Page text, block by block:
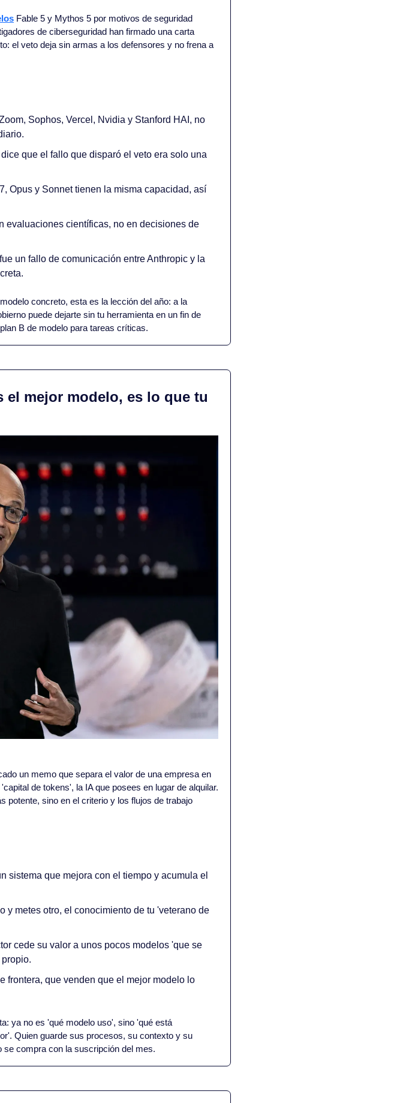
Fable 5 y Mythos 5 por motivos de seguridad
de ciberseguridad han firmado una carta
el veto deja sin armas a los defensores y no frena a
Sophos, Vercel, Nvidia y Stanford HAI, no
que el fallo que disparó el veto era solo una
Opus y Sonnet tienen la misma capacidad, así
evaluaciones científicas, no en decisiones de
un fallo de comunicación entre Anthropic y la
concreto, esta es la lección del año: a la
puede dejarte sin tu herramienta en un fin de
B de modelo para tareas críticas.
el mejor modelo, es lo que tu
un memo que separa el valor de una empresa en
de tokens', la IA que posees en lugar de alquilar.
potente, sino en el criterio y los flujos de trabajo
sistema que mejora con el tiempo y acumula el
y metes otro, el conocimiento de tu 'veterano de
cede su valor a unos pocos modelos 'que se
frontera, que venden que el mejor modelo lo
ya no es 'qué modelo uso', sino 'qué está
Quien guarde sus procesos, su contexto y su
se compra con la suscripción del mes.